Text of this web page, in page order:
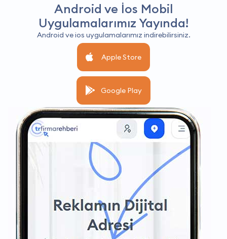
Android ve İos Mobil
Uygulamalarımız Yayında!
Android ve ios uygulamalarımız indirebilirsiniz.
Apple Store
Google Play